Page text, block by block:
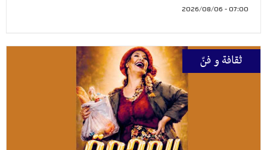
07:00 - 2026/08/06
ثقافة و فنّ